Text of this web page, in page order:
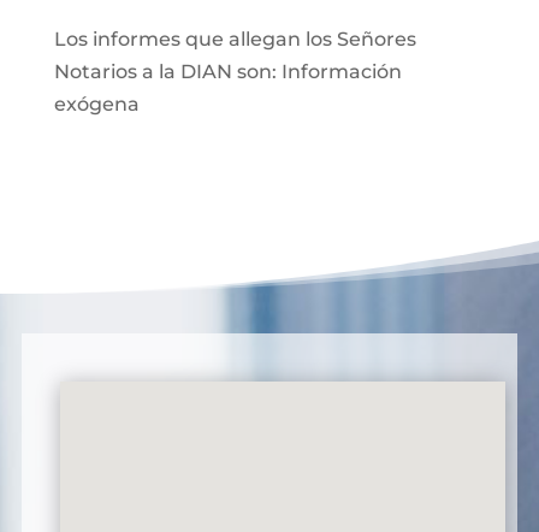
Los informes que allegan los Señores
Notarios a la DIAN son: Información
exógena